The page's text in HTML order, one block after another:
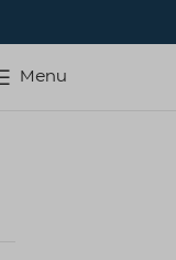
Menu